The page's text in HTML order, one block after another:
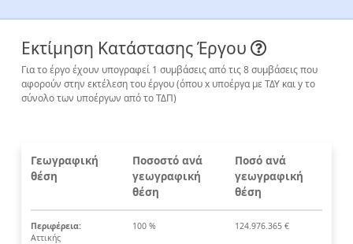
Εκτίμηση Κατάστασης Έργου
Για το έργο έχουν υπογραφεί 1 συμβάσεις από τις 8 συμβάσεις που
αφορούν στην εκτέλεση του έργου (όπου x υποέργα με ΤΔΥ και y το
σύνολο των υποέργων από το ΤΔΠ)
Γεωγραφική
θέση
Ποσοστό ανά
γεωγραφική
θέση
Ποσό ανά
γεωγραφική
θέση
Περιφέρεια:
Αττικής
100 % 124.976.365 €